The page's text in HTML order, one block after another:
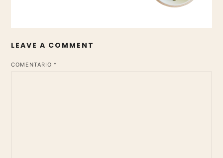
LEAVE A COMMENT
COMENTARIO *